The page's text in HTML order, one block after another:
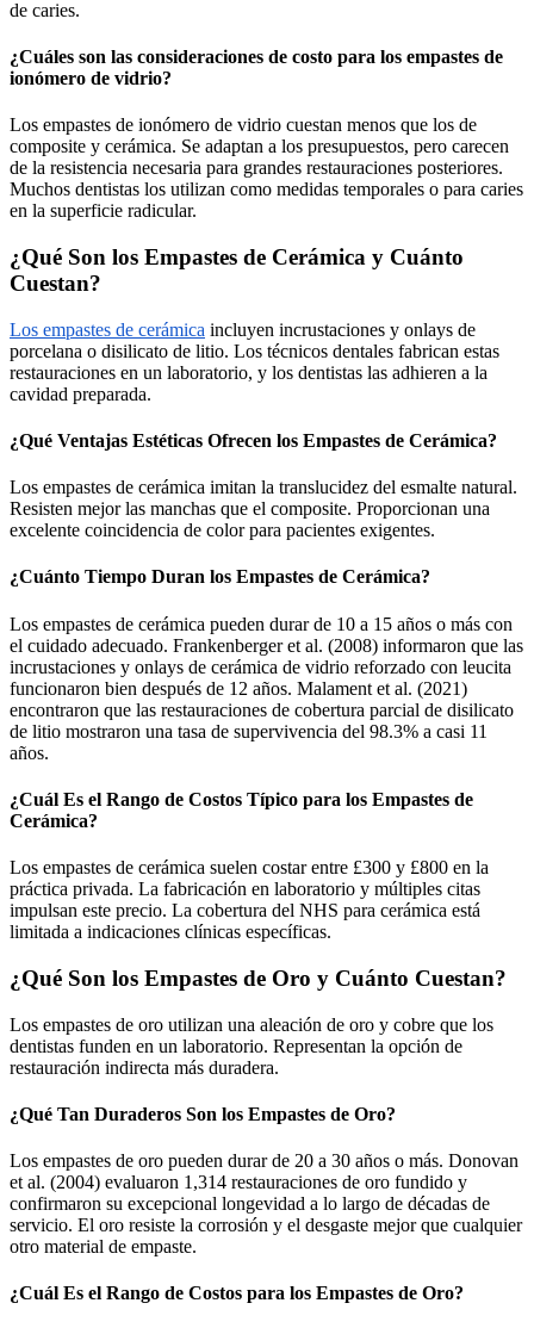
de caries.
¿Cuáles son las consideraciones de costo para los empastes de
ionómero de vidrio?
Los empastes de ionómero de vidrio cuestan menos que los de
composite y cerámica. Se adaptan a los presupuestos, pero carecen
de la resistencia necesaria para grandes restauraciones posteriores.
Muchos dentistas los utilizan como medidas temporales o para caries
en la superficie radicular.
¿Qué Son los Empastes de Cerámica y Cuánto
Cuestan?
Los empastes de cerámica incluyen incrustaciones y onlays de
porcelana o disilicato de litio. Los técnicos dentales fabrican estas
restauraciones en un laboratorio, y los dentistas las adhieren a la
cavidad preparada.
¿Qué Ventajas Estéticas Ofrecen los Empastes de Cerámica?
Los empastes de cerámica imitan la translucidez del esmalte natural.
Resisten mejor las manchas que el composite. Proporcionan una
excelente coincidencia de color para pacientes exigentes.
¿Cuánto Tiempo Duran los Empastes de Cerámica?
Los empastes de cerámica pueden durar de 10 a 15 años o más con
el cuidado adecuado. Frankenberger et al. (2008) informaron que las
incrustaciones y onlays de cerámica de vidrio reforzado con leucita
funcionaron bien después de 12 años. Malament et al. (2021)
encontraron que las restauraciones de cobertura parcial de disilicato
de litio mostraron una tasa de supervivencia del 98.3% a casi 11
años.
¿Cuál Es el Rango de Costos Típico para los Empastes de
Cerámica?
Los empastes de cerámica suelen costar entre £300 y £800 en la
práctica privada. La fabricación en laboratorio y múltiples citas
impulsan este precio. La cobertura del NHS para cerámica está
limitada a indicaciones clínicas específicas.
¿Qué Son los Empastes de Oro y Cuánto Cuestan?
Los empastes de oro utilizan una aleación de oro y cobre que los
dentistas funden en un laboratorio. Representan la opción de
restauración indirecta más duradera.
¿Qué Tan Duraderos Son los Empastes de Oro?
Los empastes de oro pueden durar de 20 a 30 años o más. Donovan
et al. (2004) evaluaron 1,314 restauraciones de oro fundido y
confirmaron su excepcional longevidad a lo largo de décadas de
servicio. El oro resiste la corrosión y el desgaste mejor que cualquier
otro material de empaste.
¿Cuál Es el Rango de Costos para los Empastes de Oro?